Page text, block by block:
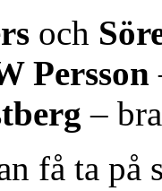
och
Persson
–
få ta på